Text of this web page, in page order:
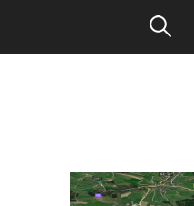
Suchen